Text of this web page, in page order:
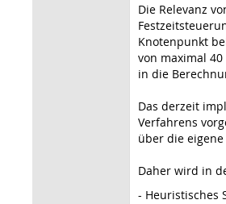
Die Relevanz
Knotenpunkt
von maximal
in die
Das derzeit
Verfahrens
über die
Daher wird in
- Heuristisches